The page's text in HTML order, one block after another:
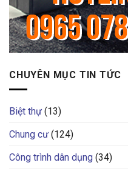
CHUYÊN MỤC TIN TỨC
Biệt thự (13)
Chung cư (124)
Công trình dân dụng (34)